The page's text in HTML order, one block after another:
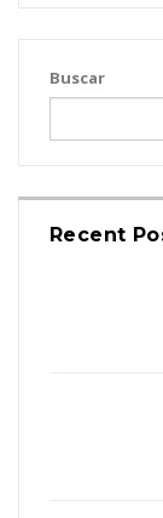
Buscar
Recent